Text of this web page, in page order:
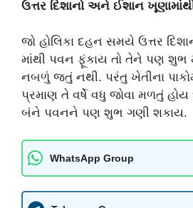
ઉત્તર દિશાનો અને ઈશાન
જો હોલિકા દહન સમયે ઉત્તર
માંથી પવન ફૂંકાય તો તેને પણ શુભ
નબળું જતું નથી. પરંતુ ખેતીના
પ્રમાણ તે વર્ષે વધુ જોવા મળતું
બંને પવનને પણ શુભ ગણી શકાય.
WhatsApp Group